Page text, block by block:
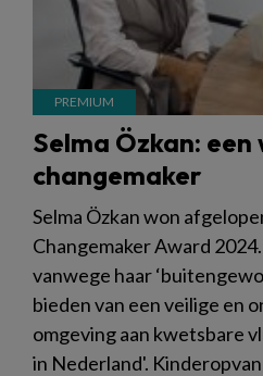
Selma Özkan: een
changemaker
Selma Özkan won
Changemaker Award
vanwege haar
bieden van een veilige en
omgeving aan kwetsbare
in Nederland'.